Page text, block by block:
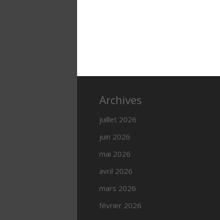
Archives
juillet 2026
juin 2026
mai 2026
avril 2026
mars 2026
février 2026